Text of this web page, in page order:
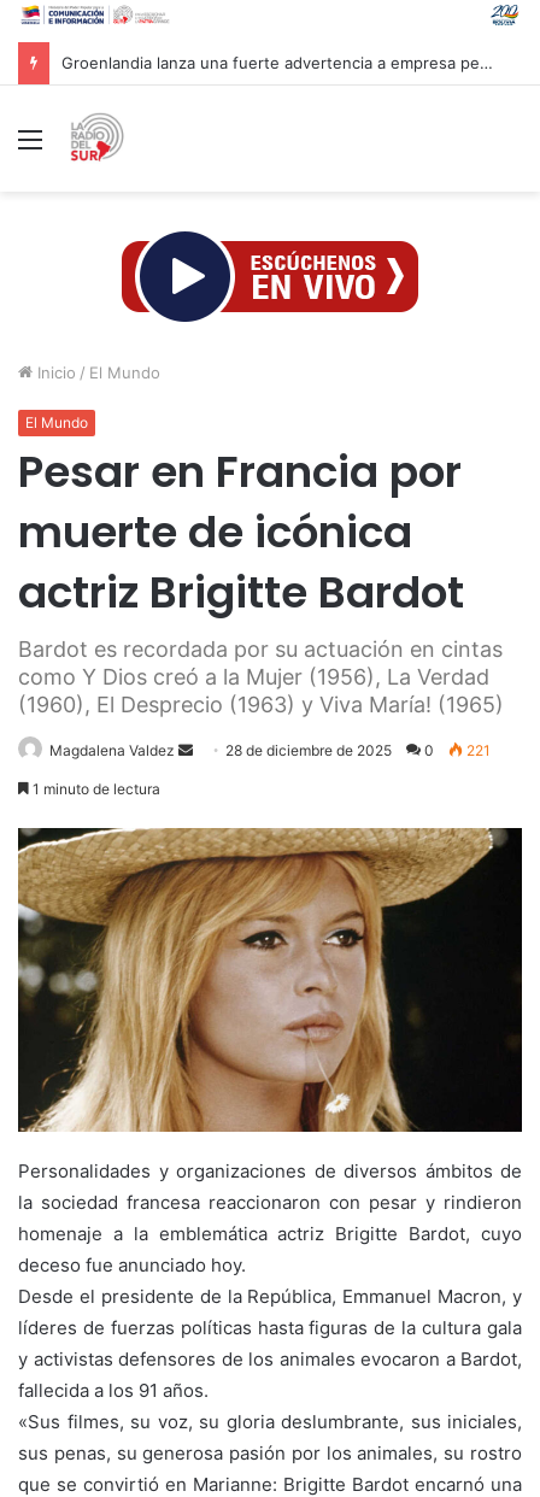
Groenlandia lanza una fuerte advertencia a empresa petrolera vinculada a Trump
Menú
Inicio / El Mundo
El Mundo
Pesar en Francia por
muerte de icónica
actriz Brigitte Bardot
Bardot es recordada por su actuación en cintas
como Y Dios creó a la Mujer (1956), La Verdad
(1960), El Desprecio (1963) y Viva María! (1965)
Magdalena Valdez
Send 28 de diciembre de 2025 0 221
1 minuto de lectura
Personalidades y organizaciones de diversos ámbitos de
la sociedad francesa reaccionaron con pesar y rindieron
homenaje a la emblemática actriz Brigitte Bardot, cuyo
deceso fue anunciado hoy.
Desde el presidente de la República, Emmanuel Macron, y
líderes de fuerzas políticas hasta figuras de la cultura gala
y activistas defensores de los animales evocaron a Bardot,
fallecida a los 91 años.
«Sus filmes, su voz, su gloria deslumbrante, sus iniciales,
sus penas, su generosa pasión por los animales, su rostro
que se convirtió en Marianne: Brigitte Bardot encarnó una